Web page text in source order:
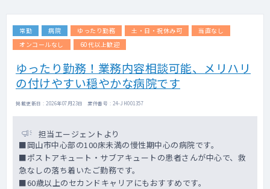
常勤 病院 ゆったり勤務 土・日・祝休み可
当直なし
オンコールなし
60代以上歓迎
ゆったり勤務！業務内容相談可能、メリハリ
の付けやすい穏やかな病院です
掲載更新日 : 2026年07月23日 案件番号 : 24-JH001357
担当エージェントより
■岡山市中心部の100床未満の慢性期中心の病院です。
■ポストアキュート・サブアキュートの患者さんが中心で、救
急なしの落ち着いたご勤務です。
■60歳以上のセカンドキャリアにもおすすめです。